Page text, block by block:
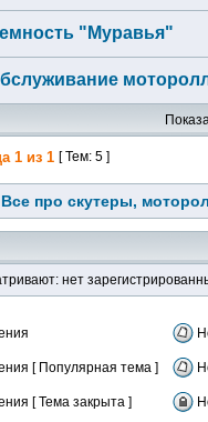
"Муравья"
1 из 1 [ Тем: 5 ]
Все про скутеры,
нет
[ Популярная тема ]
[ Тема закрыта ]